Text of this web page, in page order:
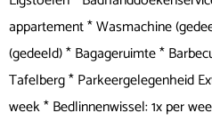
appartement * Wasmachine
(gedeeld) * Bagageruimte *
Tafelberg * Parkeergelegenheid
week * Bedlinnenwissel: 1x per